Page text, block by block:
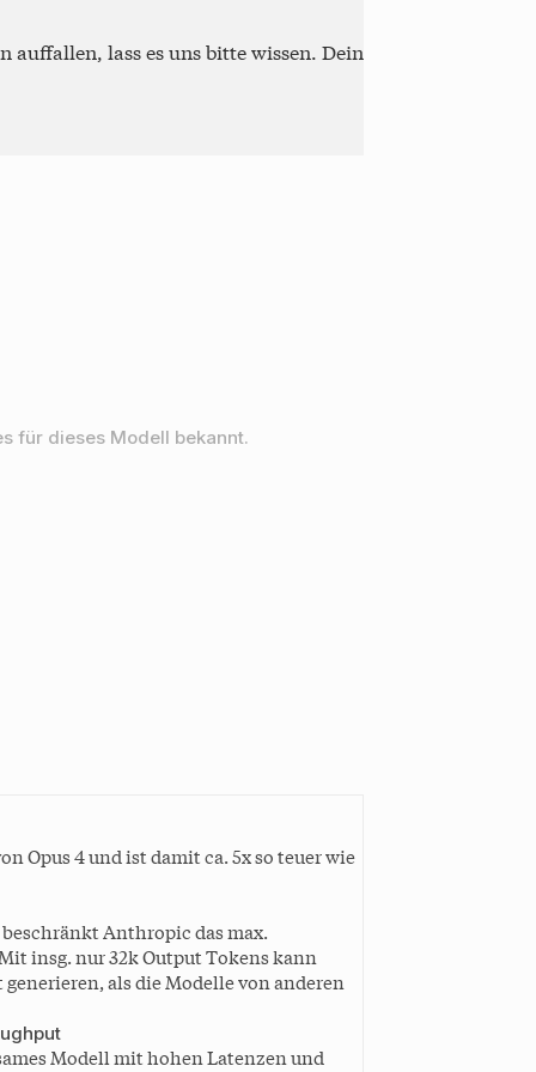
lass es uns bitte wissen. Dein
für dieses Modell bekannt.
Opus 4 und ist damit ca. 5x so teuer wie
Anthropic das max.
insg. nur 32k Output Tokens kann
als die Modelle von anderen
Modell mit hohen Latenzen und